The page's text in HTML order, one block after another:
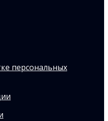
персональных